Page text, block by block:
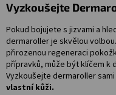
Vyzkoušejte
Pokud bojujete s jizvami a
dermaroller je skvělou
přirozenou regeneraci
přípravků, může být klíčem k
Vyzkoušejte dermaroller sami
vlastní kůži.